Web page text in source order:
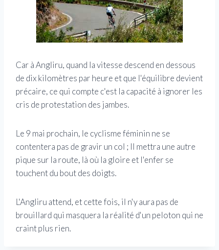
Car à Angliru, quand la vitesse descend en dessous
de dix kilomètres par heure et que l'équilibre devient
précaire, ce qui compte c'est la capacité à ignorer les
cris de protestation des jambes.
Le 9 mai prochain, le cyclisme féminin ne se
contentera pas de gravir un col ; Il mettra une autre
pique sur la route, là où la gloire et l'enfer se
touchent du bout des doigts.
L'Angliru attend, et cette fois, il n'y aura pas de
brouillard qui masquera la réalité d'un peloton qui ne
craint plus rien.